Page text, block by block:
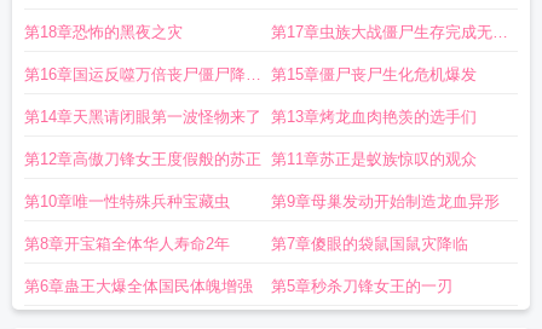
第18章恐怖的黑夜之灾 第17章虫族大战僵尸生存完成无双
割草
第16章国运反噬万倍丧尸僵尸降临
地球
第15章僵尸丧尸生化危机爆发
第14章天黑请闭眼第一波怪物来了 第13章烤龙血肉艳羡的选手们
第12章高傲刀锋女王度假般的苏正 第11章苏正是蚁族惊叹的观众
第10章唯一性特殊兵种宝藏虫 第9章母巢发动开始制造龙血异形
第8章开宝箱全体华人寿命2年 第7章傻眼的袋鼠国鼠灾降临
第6章蛊王大爆全体国民体魄增强 第5章秒杀刀锋女王的一刃